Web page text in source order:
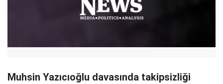
Muhsin Yazıcıoğlu davasında takipsizliği